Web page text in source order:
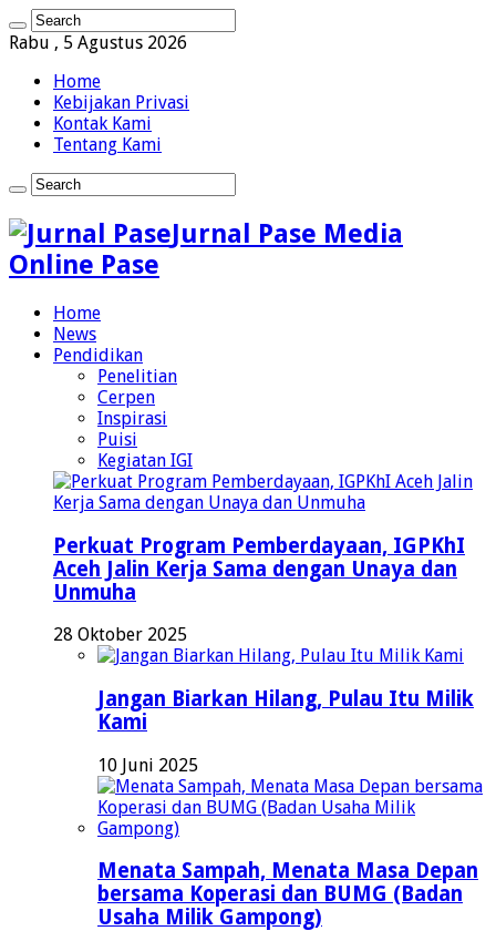
Rabu , 5 Agustus 2026
Home
Kebijakan Privasi
Kontak Kami
Tentang Kami
Jurnal Pase Media
Online Pase
Home
News
Pendidikan
Penelitian
Cerpen
Inspirasi
Puisi
Kegiatan IGI
Perkuat Program Pemberdayaan, IGPKhI
Aceh Jalin Kerja Sama dengan Unaya dan
Unmuha
28 Oktober 2025
Jangan Biarkan Hilang, Pulau Itu Milik
Kami
10 Juni 2025
Menata Sampah, Menata Masa Depan
bersama Koperasi dan BUMG (Badan
Usaha Milik Gampong)